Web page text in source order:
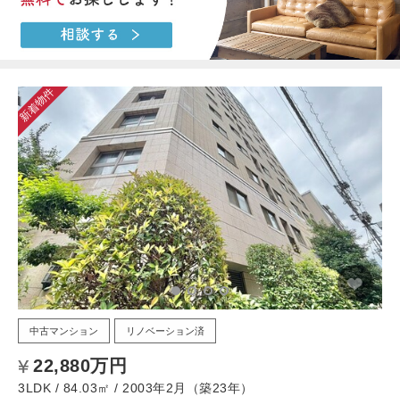
新着物件
中古マンション リノベーション済
22,880万円
3LDK / 84.03㎡ / 2003年2月（築23年）